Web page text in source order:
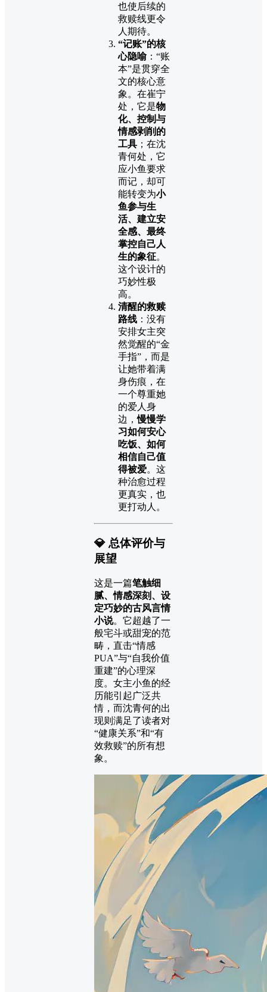
也使后续的
救赎线更令
人期待。
“记账”的核
心隐喻：“账
本”是贯穿全
文的核心意
象。在崔宁
处，它是物
化、控制与
情感剥削的
工具 ；在沈
青何处，它
应小鱼要求
而记，却可
能转变为小
鱼参与生
活、建立安
全感、最终
掌控自己人
生的象征。
这个设计的
巧妙性极
高。
清醒的救赎
路线 ：没有
安排女主突
然觉醒的“金
手指”，而是
让她带着满
身伤痕，在
一个尊重她
的爱人身
边，慢慢学
习如何安心
吃饭、如何
相信自己值
得被爱。这
种治愈过程
更真实，也
更打动人。
💎 总体评价与
展望
这是一篇笔触细
腻、情感深刻、设
定巧妙的古风言情
小说。它超越了一
般宅斗或甜宠的范
畴，直击“情感
PUA”与“自我价值
重建”的心理深
度。女主小鱼的经
历能引起广泛共
情，而沈青何的出
现则满足了读者对
“健康关系”和“有
效救赎”的所有想
象。